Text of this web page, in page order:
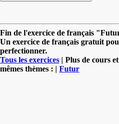
Fin de l'exercice de français
Un exercice de français gratuit
perfectionner.
Tous les exercices | Plus de cours
mêmes thèmes : | Futur